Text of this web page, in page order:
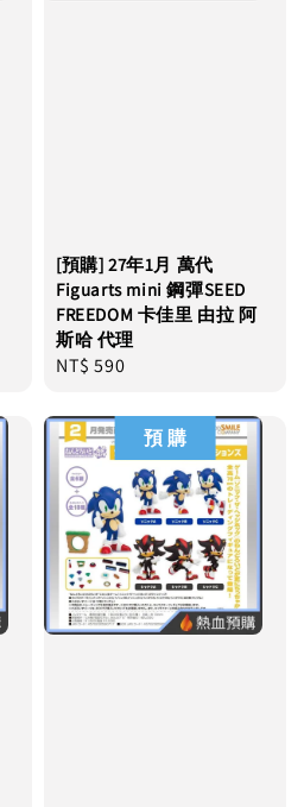
[預購] 27年1月 萬代
Figuarts mini 鋼彈SEED
FREEDOM 卡佳里 由拉 阿
斯哈 代理
Regular
NT$ 590
預 購